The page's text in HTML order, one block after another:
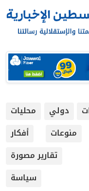
دولي
محليات
منوعات
أفكار
تقارير مصورة
سياسة